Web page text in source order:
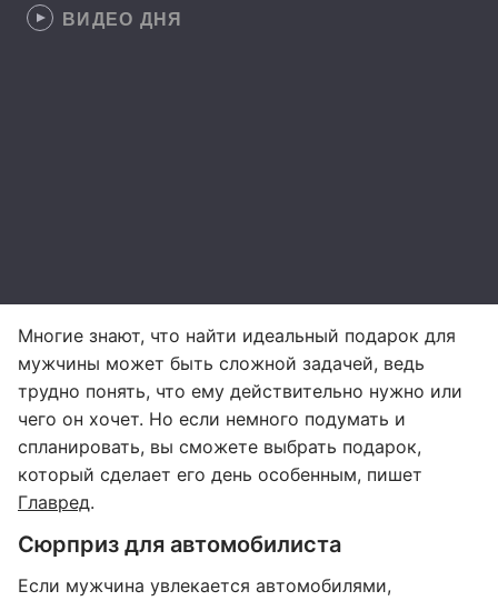
ВИДЕО ДНЯ
Многие знают, что найти идеальный подарок для
мужчины может быть сложной задачей, ведь
трудно понять, что ему действительно нужно или
чего он хочет. Но если немного подумать и
спланировать, вы сможете выбрать подарок,
который сделает его день особенным, пишет
Главред.
Сюрприз для автомобилиста
Если мужчина увлекается автомобилями,